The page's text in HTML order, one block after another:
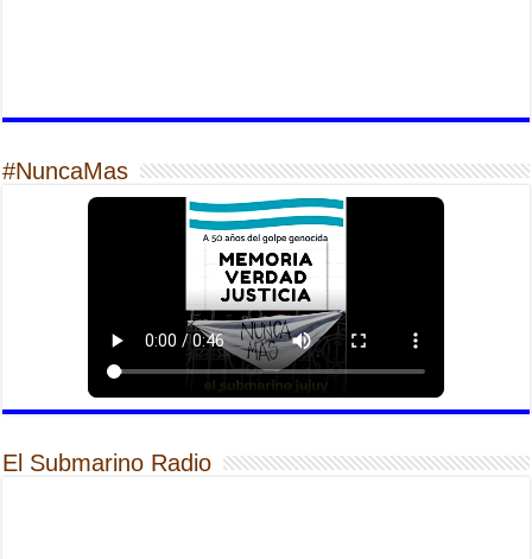
#NuncaMas
El Submarino Radio